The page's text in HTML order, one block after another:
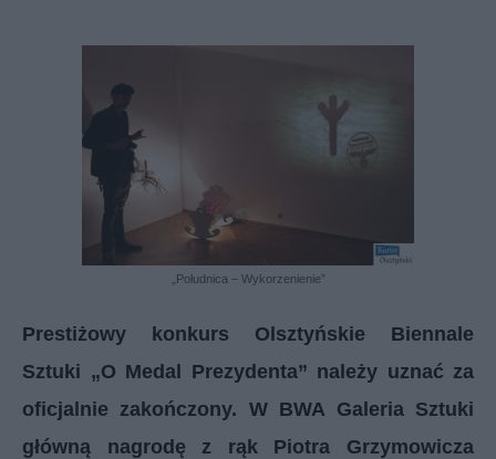
„Południca – Wykorzenienie”
Prestiżowy konkurs Olsztyńskie Biennale
Sztuki „O Medal Prezydenta” należy uznać za
oficjalnie zakończony. W BWA Galeria Sztuki
główną nagrodę z rąk Piotra Grzymowicza